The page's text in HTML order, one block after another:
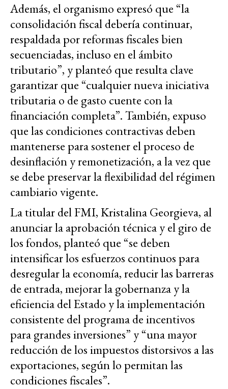
Además, el organismo expresó que “la
consolidación fiscal debería continuar,
respaldada por reformas fiscales bien
secuenciadas, incluso en el ámbito
tributario”, y planteó que resulta clave
garantizar que “cualquier nueva iniciativa
tributaria o de gasto cuente con la
financiación completa”. También, expuso
que las condiciones contractivas deben
mantenerse para sostener el proceso de
desinflación y remonetización, a la vez que
se debe preservar la flexibilidad del régimen
cambiario vigente.
La titular del FMI, Kristalina Georgieva, al
anunciar la aprobación técnica y el giro de
los fondos, planteó que “se deben
intensificar los esfuerzos continuos para
desregular la economía, reducir las barreras
de entrada, mejorar la gobernanza y la
eficiencia del Estado y la implementación
consistente del programa de incentivos
para grandes inversiones” y “una mayor
reducción de los impuestos distorsivos a las
exportaciones, según lo permitan las
condiciones fiscales”.